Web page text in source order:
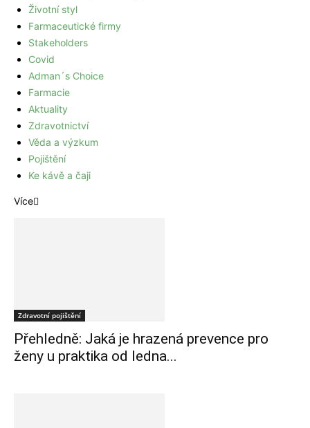
Životní styl
Farmaceutické firmy
Stakeholders
Covid
Adman´s Choice
Farmacie
Aktuality
Zdravotnictví
Věda a výzkum
Pojištění
Ke kávě a čaji
Více
Zdravotní pojištění
Přehledně: Jaká je hrazená prevence pro
ženy u praktika od ledna...